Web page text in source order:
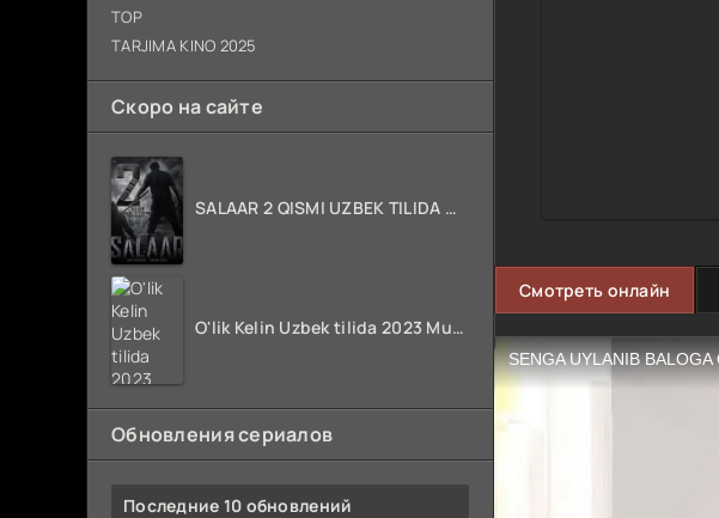
TOP
TARJIMA KINO 2025
Скоро на сайте
SALAAR 2 QISMI UZBEK TILIDA HIND KINO 2024 TARJIMA 720p HD Skachat
O'lik Kelin Uzbek tilida 2023 Multfilm Tarjima kino skachat
Обновления сериалов
Последние 10 обновлений
Смотреть онлайн